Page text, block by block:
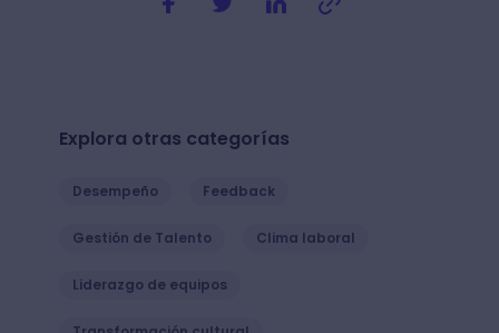
Explora otras categorías
Desempeño Feedback
Gestión de Talento Clima laboral
Liderazgo de equipos